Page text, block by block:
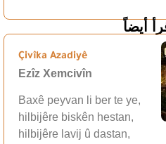
Çivîka Azadiyê
Ezîz Xemcivîn
Baxê peyvan li ber te ye,
hilbijêre biskên hestan,
hilbijêre lavij û dastan,